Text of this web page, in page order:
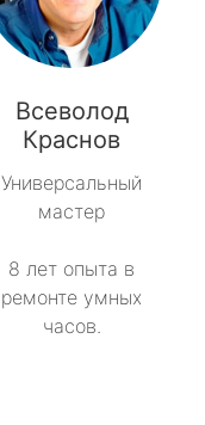
Всеволод
Краснов
Универсальный
мастер
8 лет опыта в
ремонте умных
часов.